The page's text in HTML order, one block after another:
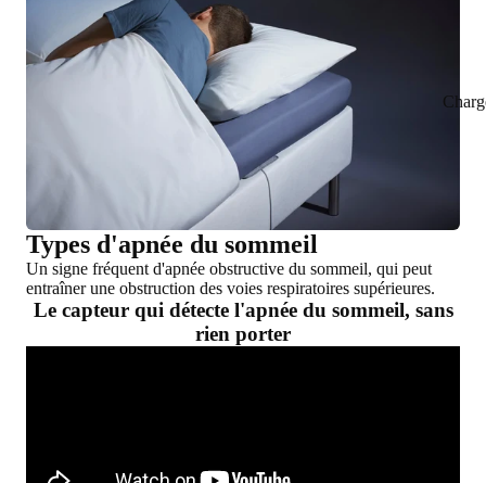
Types d'apnée du sommeil
Un signe fréquent d'apnée obstructive du sommeil, qui peut
entraîner une obstruction des voies respiratoires supérieures.
Le capteur qui détecte l'apnée du sommeil, sans
rien porter